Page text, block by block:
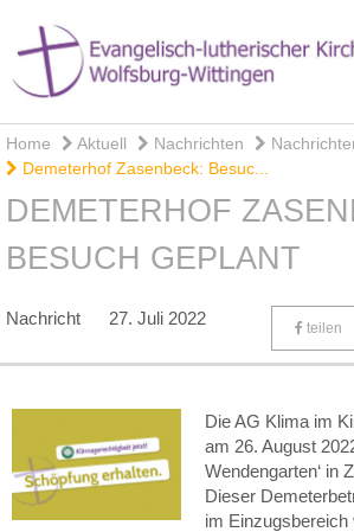
Home Aktuell Nachrichten
Demeterhof Zasenbeck: Besuc...
DEMETERHOF
BESUCH GEPLANT
Nachricht 27. Juli 2022 teilen
Die AG Klima im
am 26. August
Wendengarten‘ in
Dieser
im Einzugsbereich